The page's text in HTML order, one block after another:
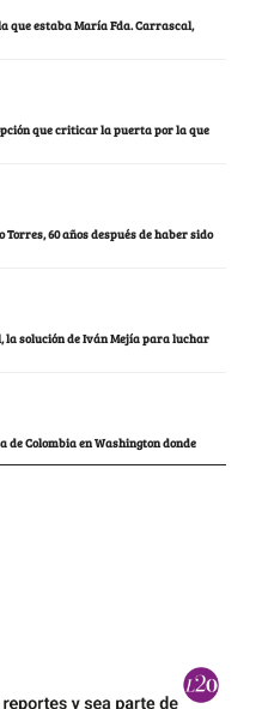
que estaba María Fda. Carrascal,
que criticar la puerta por la que
60 años después de haber sido
solución de Iván Mejía para luchar
de Colombia en Washington donde